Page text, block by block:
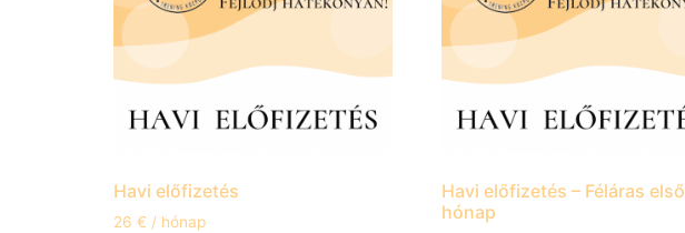
Havi előfizetés
26 € / hónap
Havi előfizetés – Féláras első
hónap